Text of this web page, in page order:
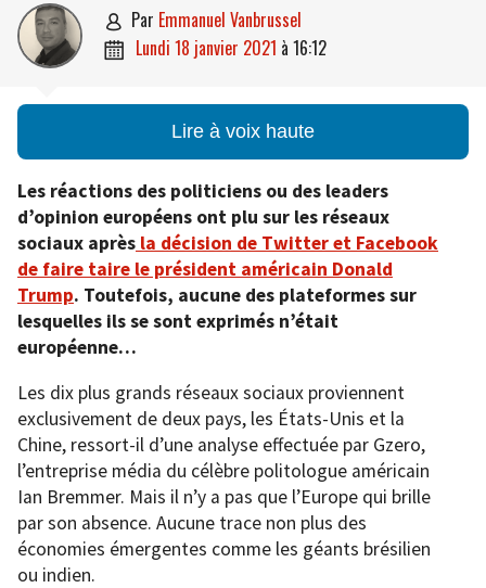
 par Emmanuel Vanbrussel
 lundi 18 janvier 2021 à 16:12
Lire à voix haute
Les réactions des politiciens ou des leaders
d’opinion européens ont plu sur les réseaux
sociaux après la décision de Twitter et Facebook
de faire taire le président américain Donald
Trump. Toutefois, aucune des plateformes sur
lesquelles ils se sont exprimés n’était
européenne…
Les dix plus grands réseaux sociaux proviennent
exclusivement de deux pays, les États-Unis et la
Chine, ressort-il d’une analyse effectuée par Gzero,
l’entreprise média du célèbre politologue américain
Ian Bremmer. Mais il n’y a pas que l’Europe qui brille
par son absence. Aucune trace non plus des
économies émergentes comme les géants brésilien
ou indien.